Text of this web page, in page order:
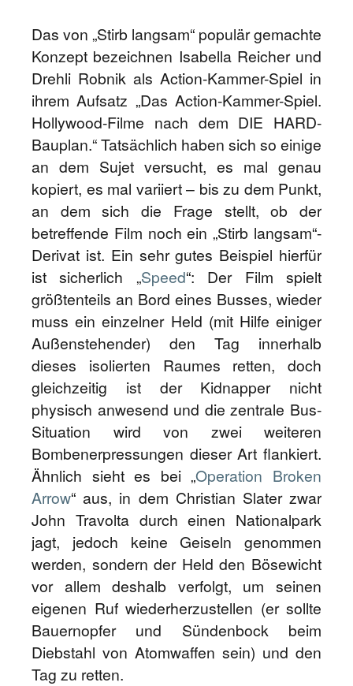
Das von „Stirb langsam“ populär gemachte
Konzept bezeichnen Isabella Reicher und
Drehli Robnik als Action-Kammer-Spiel in
ihrem Aufsatz „Das Action-Kammer-Spiel.
Hollywood-Filme nach dem DIE HARD-
Bauplan.“ Tatsächlich haben sich so einige
an dem Sujet versucht, es mal genau
kopiert, es mal variiert – bis zu dem Punkt,
an dem sich die Frage stellt, ob der
betreffende Film noch ein „Stirb langsam“-
Derivat ist. Ein sehr gutes Beispiel hierfür
ist sicherlich „Speed“: Der Film spielt
größtenteils an Bord eines Busses, wieder
muss ein einzelner Held (mit Hilfe einiger
Außenstehender) den Tag innerhalb
dieses isolierten Raumes retten, doch
gleichzeitig ist der Kidnapper nicht
physisch anwesend und die zentrale Bus-
Situation wird von zwei weiteren
Bombenerpressungen dieser Art flankiert.
Ähnlich sieht es bei „Operation Broken
Arrow“ aus, in dem Christian Slater zwar
John Travolta durch einen Nationalpark
jagt, jedoch keine Geiseln genommen
werden, sondern der Held den Bösewicht
vor allem deshalb verfolgt, um seinen
eigenen Ruf wiederherzustellen (er sollte
Bauernopfer und Sündenbock beim
Diebstahl von Atomwaffen sein) und den
Tag zu retten.